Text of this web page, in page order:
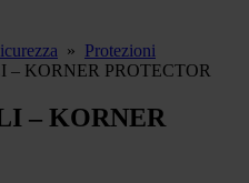
» Protezioni
– KORNER PROTECTOR
– KORNER